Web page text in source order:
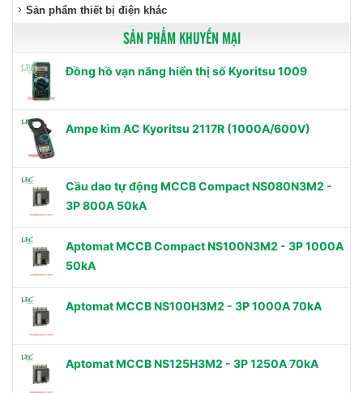
Sản phẩm thiết bị điện khác
SẢN PHẨM KHUYẾN MẠI
Đồng hồ vạn năng hiển thị số Kyoritsu 1009
Ampe kìm AC Kyoritsu 2117R (1000A/600V)
Cầu dao tự động MCCB Compact NS080N3M2 -
3P 800A 50kA
Aptomat MCCB Compact NS100N3M2 - 3P 1000A
50kA
Aptomat MCCB NS100H3M2 - 3P 1000A 70kA
Aptomat MCCB NS125H3M2 - 3P 1250A 70kA